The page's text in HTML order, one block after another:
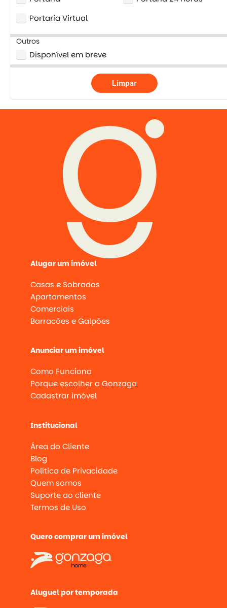
Portaria Virtual
Outros
Disponível em breve
Limpar
Alugar um imóvel
Casas e Sobrados
Apartamentos
Comerciais
Barracões e Galpões
Anunciar um imóvel
Como Funciona
Porque escolher a Gonzaga
Cadastrar imóvel
Institucional
Área do Cliente
Blog
Política de Privacidade
Quem somos
Suporte ao cliente
Termos de Uso
Quero comprar um imóvel
Aluguel por temporada